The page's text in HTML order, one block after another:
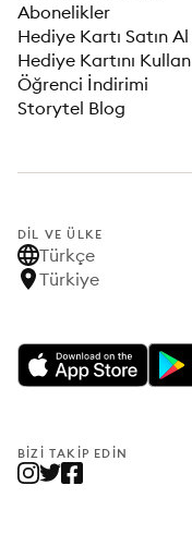
Abonelikler
Hediye Kartı Satın Al
Hediye Kartını Kullan
Öğrenci İndirimi
Storytel Blog
DIL VE ÜLKE
Türkçe
Türkiye
BIZI TAKIP EDIN